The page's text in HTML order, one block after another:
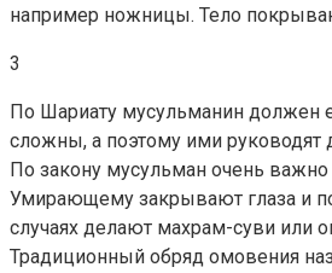
например ножницы. Тело
3
По Шариату мусульманин должен
сложны, а поэтому ими руководят
По закону мусульман очень
Умирающему закрывают глаза и
случаях делают махрам-суви или
Традиционный обряд омовения